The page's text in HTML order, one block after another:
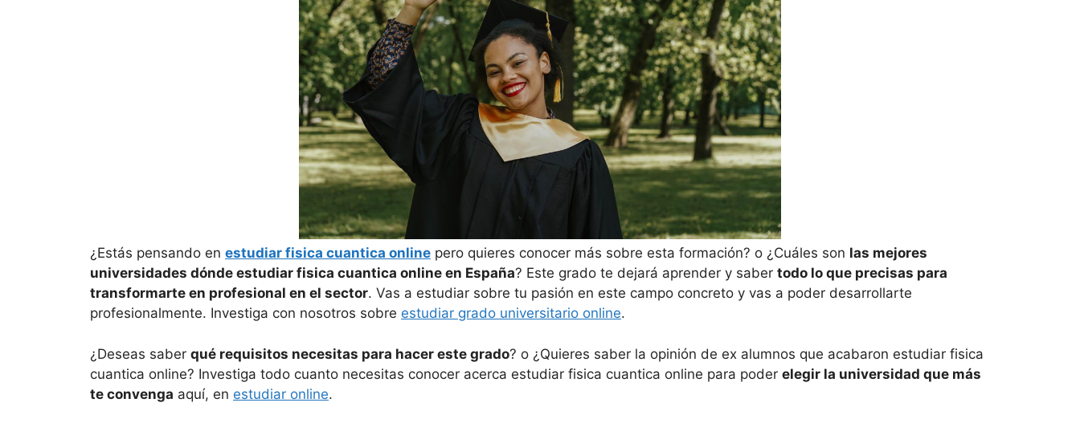
¿Estás pensando en estudiar fisica cuantica online pero quieres conocer más sobre esta formación? o ¿Cuáles son las mejores
universidades dónde estudiar fisica cuantica online en España? Este grado te dejará aprender y saber todo lo que precisas para
transformarte en profesional en el sector. Vas a estudiar sobre tu pasión en este campo concreto y vas a poder desarrollarte
profesionalmente. Investiga con nosotros sobre estudiar grado universitario online.
¿Deseas saber qué requisitos necesitas para hacer este grado? o ¿Quieres saber la opinión de ex alumnos que acabaron estudiar fisica
cuantica online? Investiga todo cuanto necesitas conocer acerca estudiar fisica cuantica online para poder elegir la universidad que más
te convenga aquí, en estudiar online.